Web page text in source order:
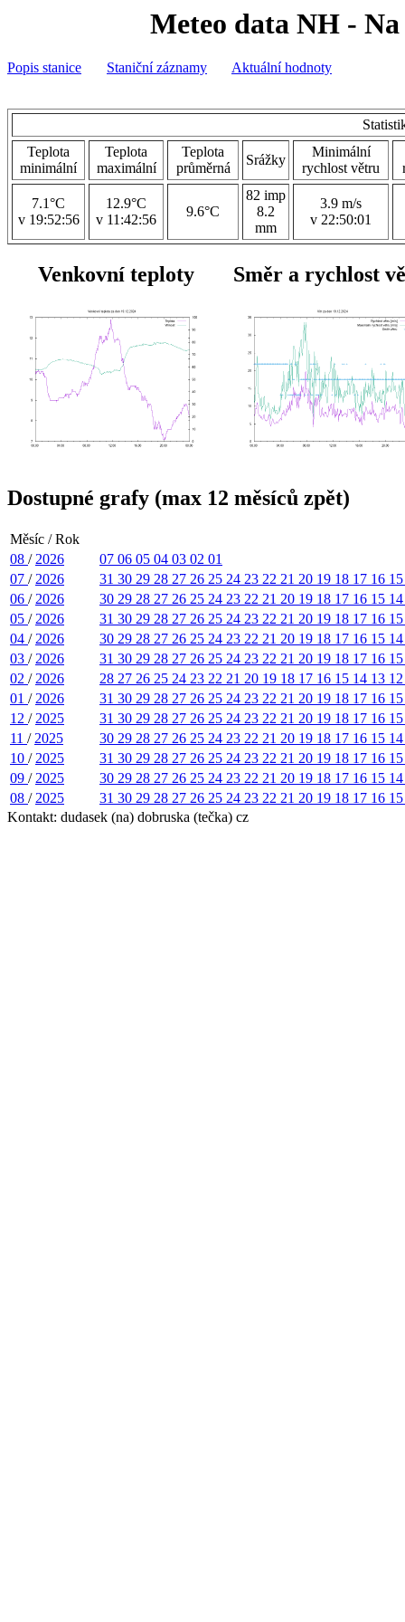
Meteo data NH - Na
Popis stanice Staniční záznamy Aktuální hodnoty
Teplota
minimální
Teplota
maximální
Teplota
průměrná
Srážky
Minimální
rychlost větru
7.1°C
v 19:52:56
12.9°C
v 11:42:56
9.6°C
82 imp
8.2
mm
3.9 m/s
v 22:50:01
Venkovní teploty Směr a rychlost
Dostupné grafy (max 12 měsíců zpět)
Měsíc / Rok
08 / 2026 07 06 05 04 03 02 01
07 / 2026 31 30 29 28 27 26 25 24 23 22 21 20 19 18 17 16
06 / 2026 30 29 28 27 26 25 24 23 22 21 20 19 18 17 16 15
05 / 2026 31 30 29 28 27 26 25 24 23 22 21 20 19 18 17 16
04 / 2026 30 29 28 27 26 25 24 23 22 21 20 19 18 17 16 15
03 / 2026 31 30 29 28 27 26 25 24 23 22 21 20 19 18 17 16
02 / 2026 28 27 26 25 24 23 22 21 20 19 18 17 16 15 14 13
01 / 2026 31 30 29 28 27 26 25 24 23 22 21 20 19 18 17 16
12 / 2025 31 30 29 28 27 26 25 24 23 22 21 20 19 18 17 16
11 / 2025 30 29 28 27 26 25 24 23 22 21 20 19 18 17 16 15
10 / 2025 31 30 29 28 27 26 25 24 23 22 21 20 19 18 17 16
09 / 2025 30 29 28 27 26 25 24 23 22 21 20 19 18 17 16 15
08 / 2025 31 30 29 28 27 26 25 24 23 22 21 20 19 18 17 16
Kontakt: dudasek (na) dobruska (tečka) cz